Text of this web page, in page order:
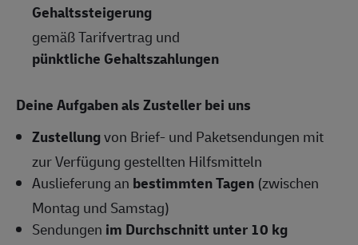
Gehaltssteigerung
gemäß Tarifvertrag und
pünktliche Gehaltszahlungen
Deine Aufgaben als Zusteller bei uns
Zustellungvon Brief- und Paketsendungen mit
zur Verfügung gestellten Hilfsmitteln
Auslieferung an bestimmten Tagen (zwischen
Montag und Samstag)
Sendungen im Durchschnitt unter 10 kg